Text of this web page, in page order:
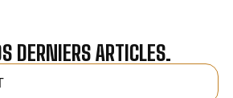
DERNIERS ARTICLES.